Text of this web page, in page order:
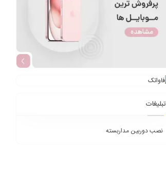
تبلیغات
نصب دوربین مداربسته